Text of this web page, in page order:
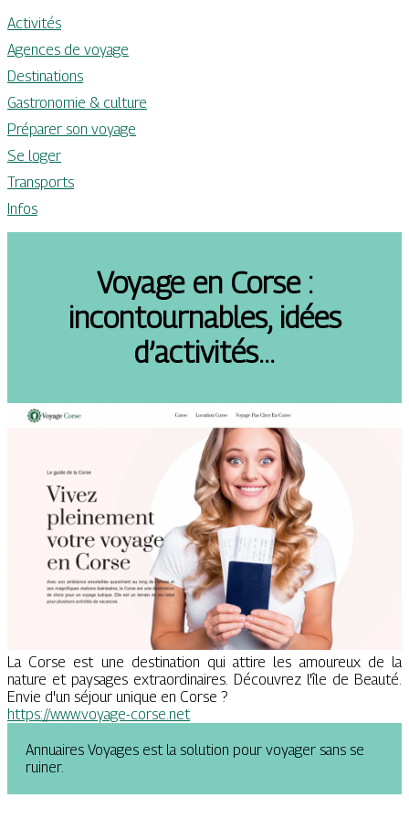
Activités
Agences de voyage
Destinations
Gastronomie & culture
Préparer son voyage
Se loger
Transports
Infos
Voyage en Corse :
incontournables, idées
d’activités…
La Corse est une destination qui attire les amoureux de la
nature et paysages extraordinaires. Découvrez l'île de Beauté.
Envie d'un séjour unique en Corse ?
https://www.voyage-corse.net
Annuaires Voyages est la solution pour voyager sans se
ruiner.